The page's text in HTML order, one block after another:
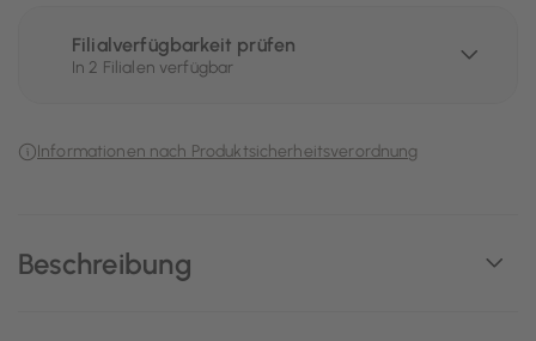
Beschreibung
Filialverfügbarkeit prüfen
In 2 Filialen verfügbar
Informationen nach Produktsicherheitsverordnung